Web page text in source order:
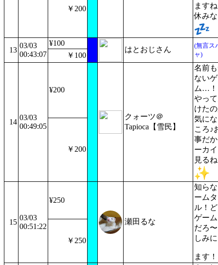
ます
休み
￥200
13
03/03
00:43:07
¥100
はとおじさん
(無言ス
ャ)
￥100
14
03/03
00:49:05
¥200
クォーツ＠
Tapioca【雪民】
名前
ない
ム…
やっ
けた
気に
ころ♪
事だ
ーカ
見る
￥200
15
03/03
00:51:22
¥250
瀬田るな
知ら
ーム
ル！
ゲー
だろ
しみ
ます！
￥250